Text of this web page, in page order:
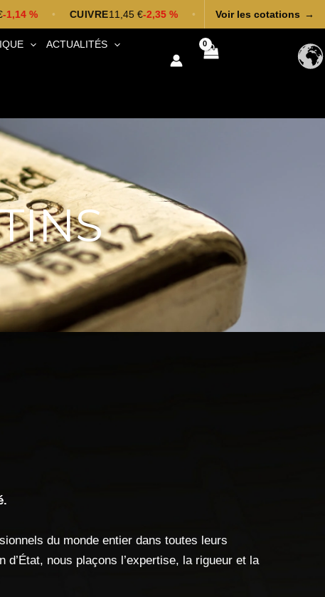
• CUIVRE11,45 €-2,35 % • Cours mis à jour 08/08 à 10h00
Voir les cotations →
ACTUALITÉS
du monde entier dans toutes leurs
d’État, nous plaçons l’expertise, la rigueur et la